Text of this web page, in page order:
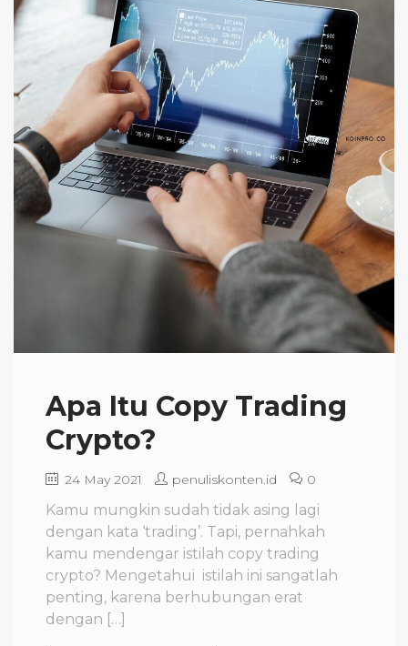
Apa Itu Copy Trading
Crypto?
24 May 2021 penuliskonten.id 0
Kamu mungkin sudah tidak asing lagi
dengan kata ‘trading’. Tapi, pernahkah
kamu mendengar istilah copy trading
crypto? Mengetahui istilah ini sangatlah
penting, karena berhubungan erat
dengan […]